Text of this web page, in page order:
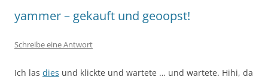
yammer – gekauft und geoopst!
Schreibe eine Antwort
Ich las dies und klickte und wartete … und wartete. Hihi, da